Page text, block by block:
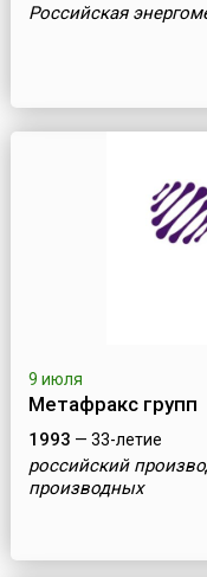
Российская
9 июля
Метафракс групп
1993 — 33-летие
российский
производных